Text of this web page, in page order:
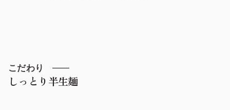
こだわり
しっとり半生麺